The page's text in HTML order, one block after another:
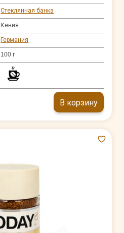
Стеклянная банка
Кения
Германия
100 г
В корзину